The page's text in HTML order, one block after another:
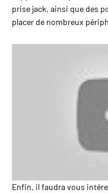
prise jack, ainsi que des
placer de nombreux
Enfin, il faudra vous